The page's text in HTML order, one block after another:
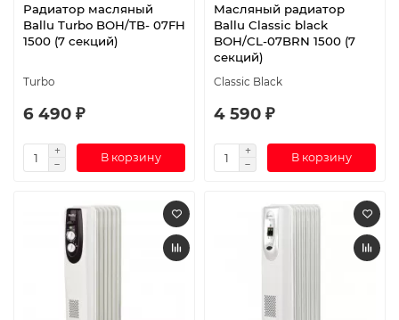
Радиатор масляный
Ballu Turbo BOH/TB- 07FH
1500 (7 секций)
Turbo
6 490 ₽
В корзину
Масляный радиатор
Ballu Classic black
BOH/CL-07BRN 1500 (7
секций)
Classic Black
4 590 ₽
В корзину